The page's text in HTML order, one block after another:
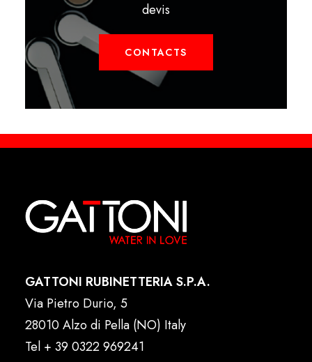
devis
CONTACTS
GATTONI RUBINETTERIA S.P.A.
Via Pietro Durio, 5
28010 Alzo di Pella (NO) Italy
Tel + 39 0322 969241